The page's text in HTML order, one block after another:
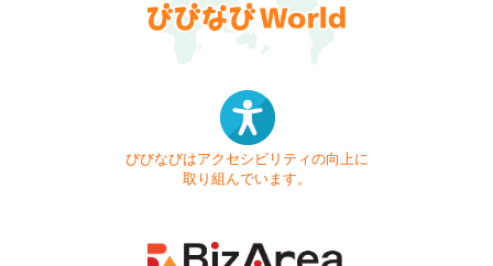
びびなびはアクセシビリティの向上に
取り組んでいます。